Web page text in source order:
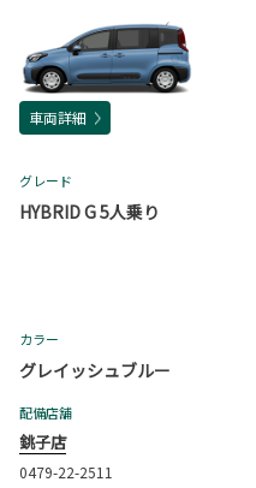
車両詳細
グレード
HYBRID G 5人乗り
カラー
グレイッシュブルー
配備店舗
銚子店
0479-22-2511